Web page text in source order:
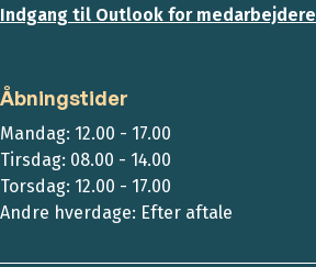
Indgang til Outlook for medarbejdere
Åbningstider
Mandag: 12.00 - 17.00
Tirsdag: 08.00 - 14.00
Torsdag: 12.00 - 17.00
Andre hverdage: Efter aftale